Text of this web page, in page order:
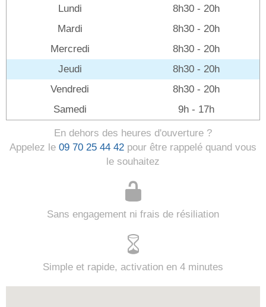
Lundi
8h30 - 20h
Mardi
8h30 - 20h
Mercredi
8h30 - 20h
Jeudi
8h30 - 20h
Vendredi
8h30 - 20h
Samedi
9h - 17h
En dehors des heures d'ouverture ?
Appelez le 09 70 25 44 42 pour être rappelé quand vous
le souhaitez
Sans engagement ni frais de résiliation
Simple et rapide, activation en 4 minutes